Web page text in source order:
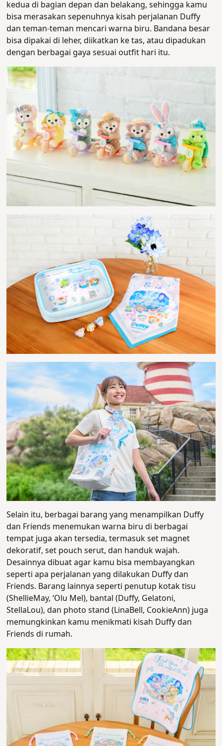
kedua di bagian depan dan belakang, sehingga kamu
bisa merasakan sepenuhnya kisah perjalanan Duffy
dan teman-teman mencari warna biru. Bandana besar
bisa dipakai di leher, diikatkan ke tas, atau dipadukan
dengan berbagai gaya sesuai outfit hari itu.
Selain itu, berbagai barang yang menampilkan Duffy
dan Friends menemukan warna biru di berbagai
tempat juga akan tersedia, termasuk set magnet
dekoratif, set pouch serut, dan handuk wajah.
Desainnya dibuat agar kamu bisa membayangkan
seperti apa perjalanan yang dilakukan Duffy dan
Friends. Barang lainnya seperti penutup kotak tisu
(ShellieMay, ‘Olu Mel), bantal (Duffy, Gelatoni,
StellaLou), dan photo stand (LinaBell, CookieAnn) juga
memungkinkan kamu menikmati kisah Duffy dan
Friends di rumah.